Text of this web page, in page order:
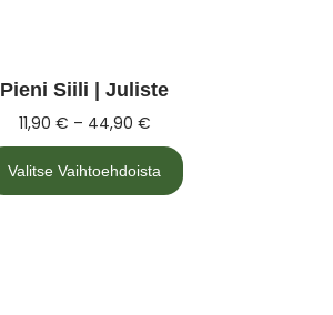
Pieni Siili | Juliste
11,90 € – 44,90 €
Valitse Vaihtoehdoista